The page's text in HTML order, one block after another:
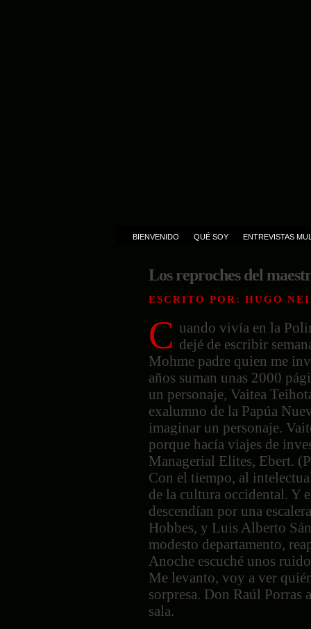
BIENVENIDO QUÉ SOY ENTREVISTAS
Los reproches del
ESCRITO POR: HUGO
C uando vivía en la
dejé de escribir
Mohme padre quien me
años suman unas 2000
un personaje, Vaitea
exalumno de la Papúa
imaginar un personaje.
porque hacía viajes de
Managerial Elites, Ebert.
Con el tiempo, al
de la cultura occidental. Y
descendían por una
Hobbes, y Luis Alberto
modesto departamento,
Anoche escuché unos
Me levanto, voy a ver
sorpresa. Don Raúl
sala.